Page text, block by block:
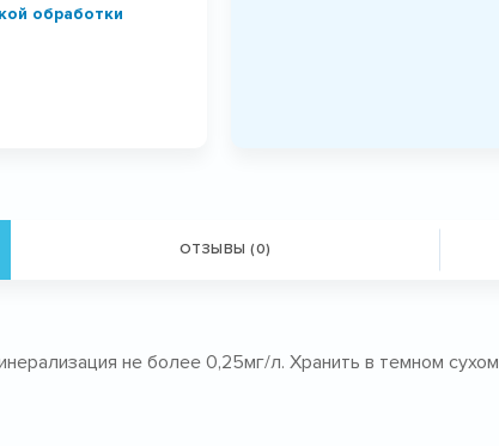
обработки
ОТЗЫВЫ (0)
не более 0,25мг/л. Хранить в темном сухом